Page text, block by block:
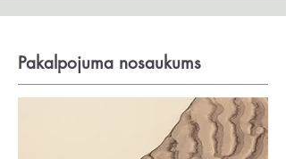
Pakalpojuma nosaukums